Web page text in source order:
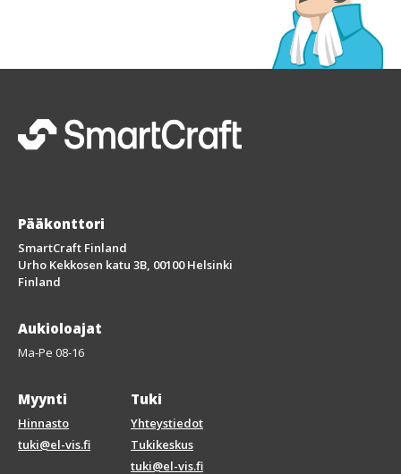
Pääkonttori
SmartCraft Finland
Urho Kekkosen katu 3B, 00100 Helsinki
Finland
Myynti
Hinnasto
tuki@el-vis.fi
Tuki
Yhteystiedot
Tukikeskus
tuki@el-vis.fi
Aukioloajat
Ma-Pe 08-16